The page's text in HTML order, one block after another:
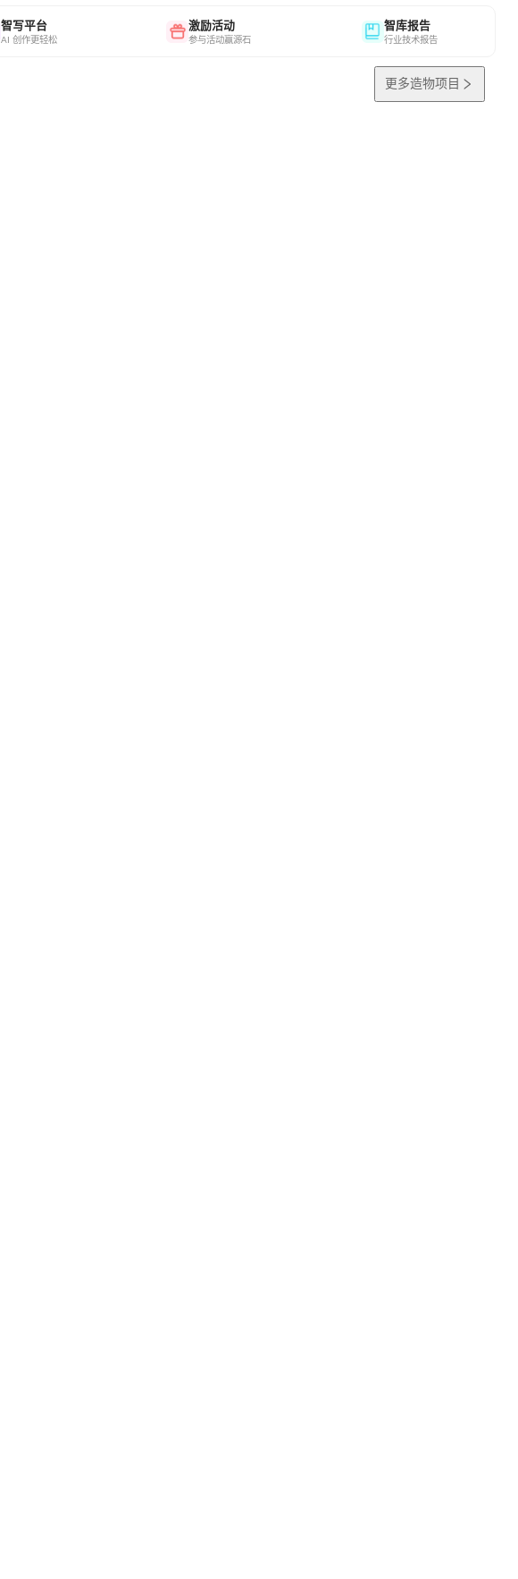
智写平台
AI 创作更轻松
激励活动
参与活动赢源石
智库报告
行业技术报告
更多造物项目